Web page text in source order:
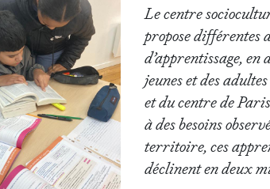
Le centre
propose différentes
d’apprentissage, en
jeunes et des
et du centre de
à des besoins
territoire, ces
déclinent en deux